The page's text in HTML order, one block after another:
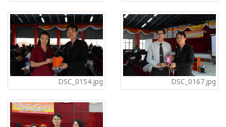
DSC_0154.jpg DSC_0167.jpg